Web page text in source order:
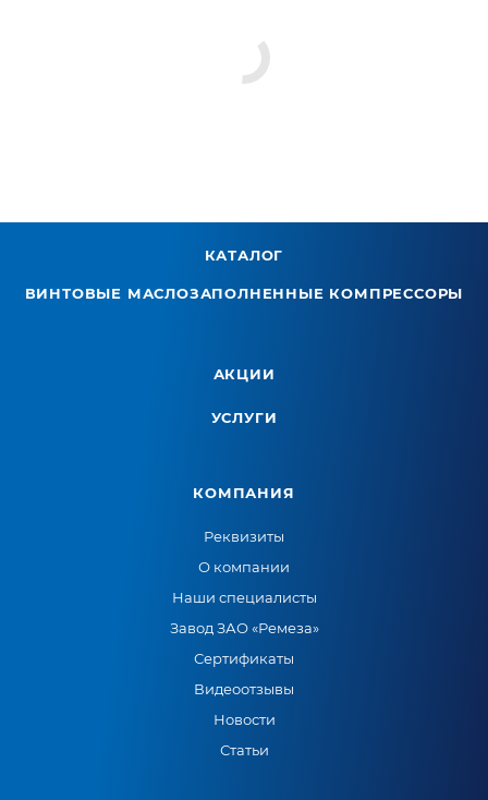
КАТАЛОГ
ВИНТОВЫЕ МАСЛОЗАПОЛНЕННЫЕ КОМПРЕССОРЫ
АКЦИИ
УСЛУГИ
КОМПАНИЯ
Реквизиты
О компании
Наши специалисты
Завод ЗАО «Ремеза»
Сертификаты
Видеоотзывы
Новости
Статьи